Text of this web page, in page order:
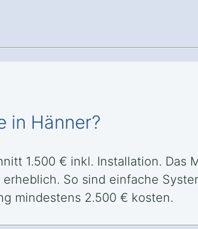
in Hänner?
1.500 € inkl. Installation.
So sind einfache
mindestens 2.500 € kosten.